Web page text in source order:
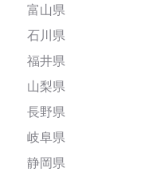
富山県
石川県
福井県
山梨県
長野県
岐阜県
静岡県